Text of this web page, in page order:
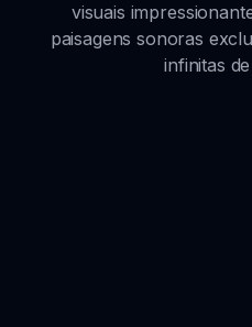
visuais
paisagens sonoras
infinitas